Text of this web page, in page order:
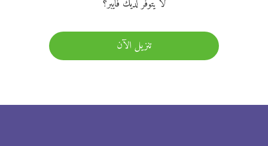
لا يتوفر لديك فايبر؟
تنزيل الآن